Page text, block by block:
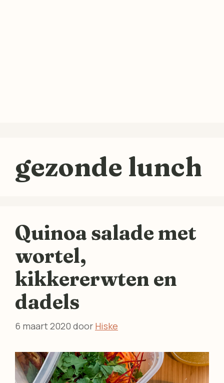
gezonde lunch
Quinoa salade met
wortel,
kikkererwten en
dadels
6 maart 2020 door Hiske